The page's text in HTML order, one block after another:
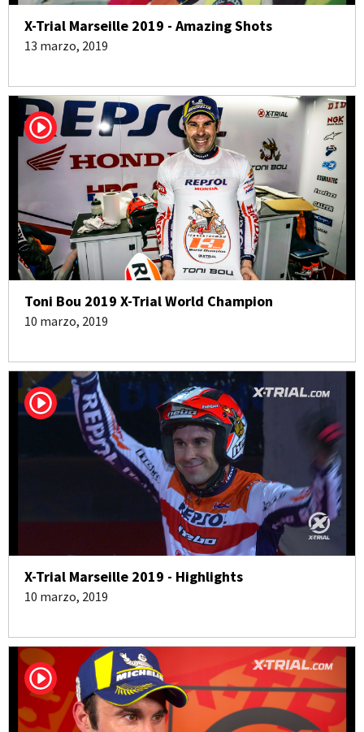
X-Trial Marseille 2019 - Amazing Shots
13 marzo, 2019
Toni Bou 2019 X-Trial World Champion
10 marzo, 2019
X-Trial Marseille 2019 - Highlights
10 marzo, 2019